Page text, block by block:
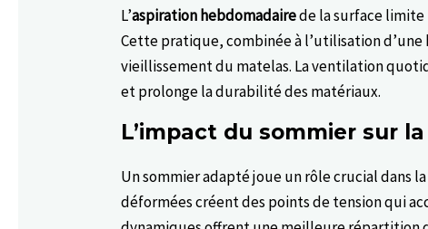
L’aspiration hebdomadairede la surface limite
Cette pratique, combinée à l’utilisation
vieillissement du matelas. La ventilation
et prolonge la durabilité des matériaux.
L’impact du sommier sur
Un sommier adapté joue un rôle crucial dans
déformées créent des points de tension qui